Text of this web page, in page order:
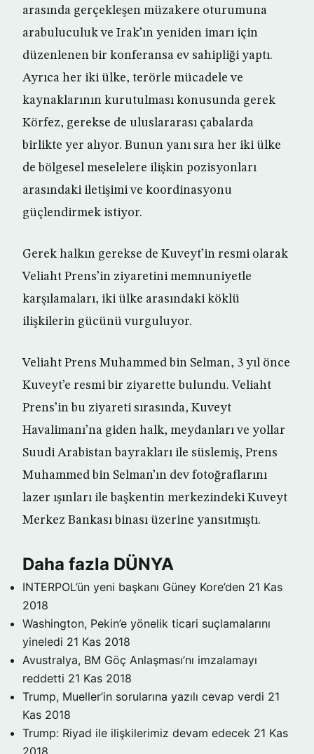
arasında gerçekleşen müzakere oturumuna
arabuluculuk ve Irak’ın yeniden imarı için
düzenlenen bir konferansa ev sahipliği yaptı.
Ayrıca her iki ülke, terörle mücadele ve
kaynaklarının kurutulması konusunda gerek
Körfez, gerekse de uluslararası çabalarda
birlikte yer alıyor. Bunun yanı sıra her iki ülke
de bölgesel meselelere ilişkin pozisyonları
arasındaki iletişimi ve koordinasyonu
güçlendirmek istiyor.
Gerek halkın gerekse de Kuveyt’in resmi olarak
Veliaht Prens’in ziyaretini memnuniyetle
karşılamaları, iki ülke arasındaki köklü
ilişkilerin gücünü vurguluyor.
Veliaht Prens Muhammed bin Selman, 3 yıl önce
Kuveyt’e resmi bir ziyarette bulundu. Veliaht
Prens’in bu ziyareti sırasında, Kuveyt
Havalimanı’na giden halk, meydanları ve yollar
Suudi Arabistan bayrakları ile süslemiş, Prens
Muhammed bin Selman’ın dev fotoğraflarını
lazer ışınları ile başkentin merkezindeki Kuveyt
Merkez Bankası binası üzerine yansıtmıştı.
Daha fazla DÜNYA
INTERPOL’ün yeni başkanı Güney Kore’den 21 Kas
2018
Washington, Pekin’e yönelik ticari suçlamalarını
yineledi 21 Kas 2018
Avustralya, BM Göç Anlaşması’nı imzalamayı
reddetti 21 Kas 2018
Trump, Mueller’in sorularına yazılı cevap verdi 21
Kas 2018
Trump: Riyad ile ilişkilerimiz devam edecek 21 Kas